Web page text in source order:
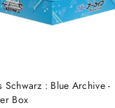
Schwarz : Blue Archive -
Box
DO KOSZYKA